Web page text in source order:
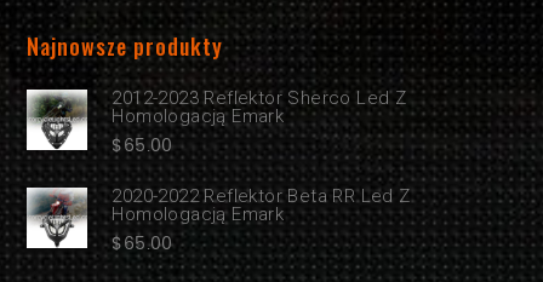
Najnowsze produkty
2012-2023 Reflektor Sherco Led Z
Homologacją Emark
$65.00
2020-2022 Reflektor Beta RR Led Z
Homologacją Emark
$65.00